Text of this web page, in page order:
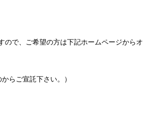
で、ご希望の方は下記ホームページからオ